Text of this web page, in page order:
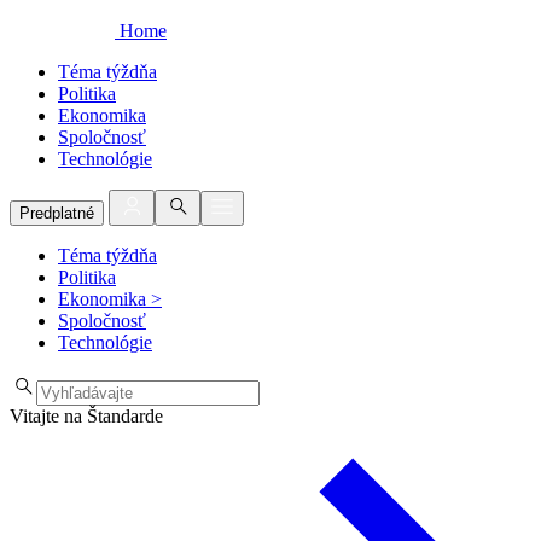
Home
Téma týždňa
Politika
Ekonomika
Spoločnosť
Technológie
Predplatné
Téma týždňa
Politika
Ekonomika >
Spoločnosť
Technológie
Vitajte na Štandarde